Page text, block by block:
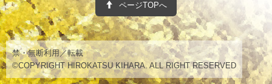
ページTOPへ
禁・無断利用／転載
©COPYRIGHT HIROKATSU KIHARA. ALL RIGHT RESERVED